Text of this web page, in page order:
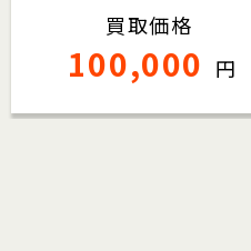
買取価格
100,000 円